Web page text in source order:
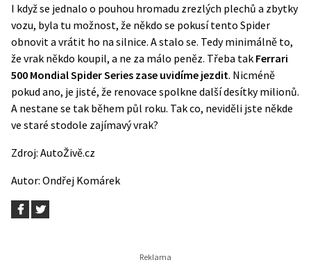
I když se jednalo o pouhou hromadu zrezlých plechů a zbytky
vozu, byla tu možnost, že někdo se pokusí tento Spider
obnovit a vrátit ho na silnice. A stalo se. Tedy minimálně to,
že vrak někdo koupil, a ne za málo peněz. Třeba tak Ferrari
500 Mondial Spider Series zase uvidíme jezdit. Nicméně
pokud ano, je jisté, že renovace spolkne další desítky milionů.
A nestane se tak během půl roku. Tak co, neviděli jste někde
ve staré stodole zajímavý vrak?
Zdroj: AutoŽivě.cz
Autor: Ondřej Komárek